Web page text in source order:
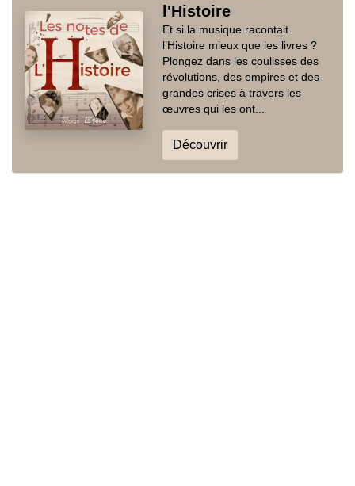
l'Histoire
Et si la musique racontait
l’Histoire mieux que les livres ?
Plongez dans les coulisses des
révolutions, des empires et des
grandes crises à travers les
œuvres qui les ont...
Découvrir